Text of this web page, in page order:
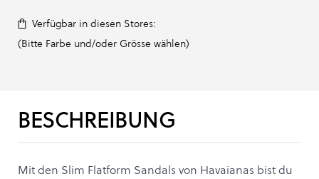
Verfügbar in diesen Stores:
(Bitte Farbe und/oder Grösse wählen)
BESCHREIBUNG
Mit den Slim Flatform Sandals von Havaianas bist du